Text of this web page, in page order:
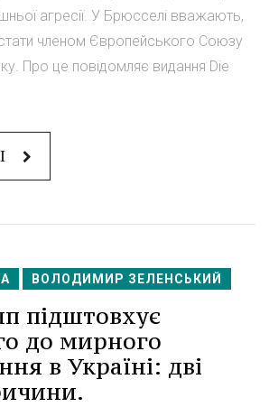
агресії. У Брюсселі вважають,
членом Європейського Союзу
Про це повідомляє видання Die
ВОЛОДИМИР ЗЕЛЕНСЬКИЙ
підштовхує
до мирного
в Україні: дві